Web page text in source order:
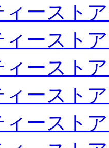
ースト
ースト
ースト
ースト
ースト